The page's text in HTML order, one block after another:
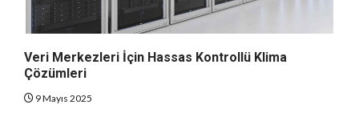
Veri Merkezleri İçin Hassas Kontrollü Klima
Çözümleri
9 Mayıs 2025